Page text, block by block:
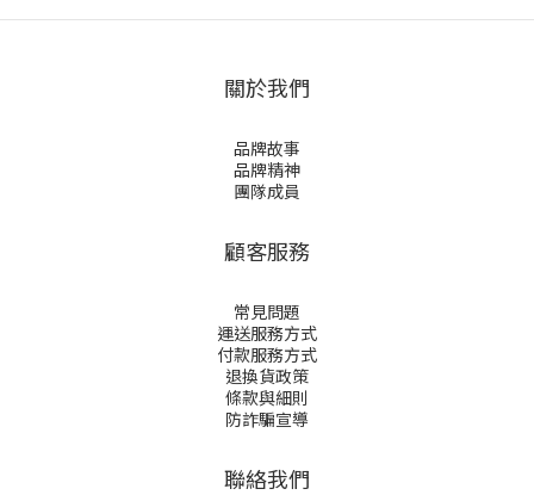
關於我們
品牌故事
品牌精神
團隊成員
顧客服務
常見問題
運送服務方式
付款服務方式
退換貨政策
條款與細則
防詐騙宣導
聯絡我們